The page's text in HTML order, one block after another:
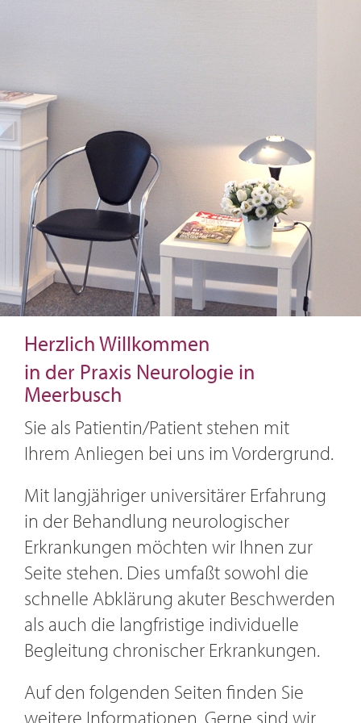
Herzlich Willkommen
in der Praxis Neurologie in
Meerbusch
Sie als Patientin/Patient stehen mit
Ihrem Anliegen bei uns im Vordergrund.
Mit langjähriger universitärer Erfahrung
in der Behandlung neurologischer
Erkrankungen möchten wir Ihnen zur
Seite stehen. Dies umfaßt sowohl die
schnelle Abklärung akuter Beschwerden
als auch die langfristige individuelle
Begleitung chronischer Erkrankungen.
Auf den folgenden Seiten finden Sie
weitere Informationen. Gerne sind wir